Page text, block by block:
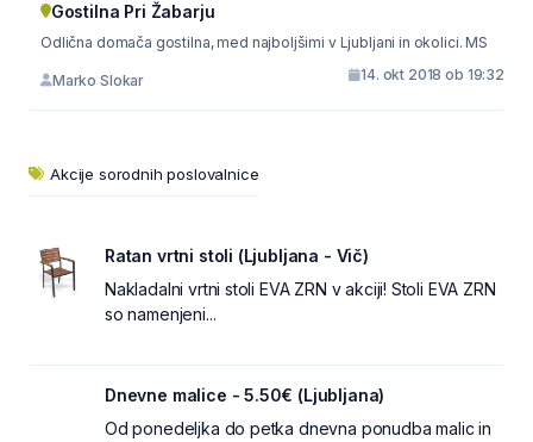
Gostilna Pri Žabarju
Odlična domača gostilna, med najboljšimi v Ljubljani in okolici. MS
Marko Slokar 14. okt 2018 ob 19:32
Akcije sorodnih poslovalnice
Ratan vrtni stoli (Ljubljana - Vič)
Nakladalni vrtni stoli EVA ZRN v akciji! Stoli EVA ZRN
so namenjeni...
Dnevne malice - 5.50€ (Ljubljana)
Od ponedeljka do petka dnevna ponudba malic in